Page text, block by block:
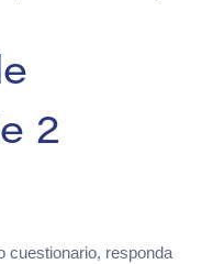
2
cuestionario, responda